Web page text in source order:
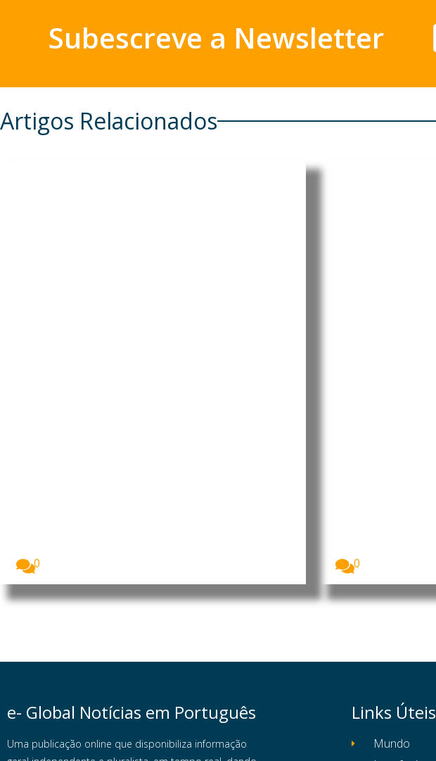
Subescreve a Newsletter
Artigos Relacionados
0
0
e- Global Notícias em Português
Uma publicação online que disponibiliza informação
Links Úteis
Mundo